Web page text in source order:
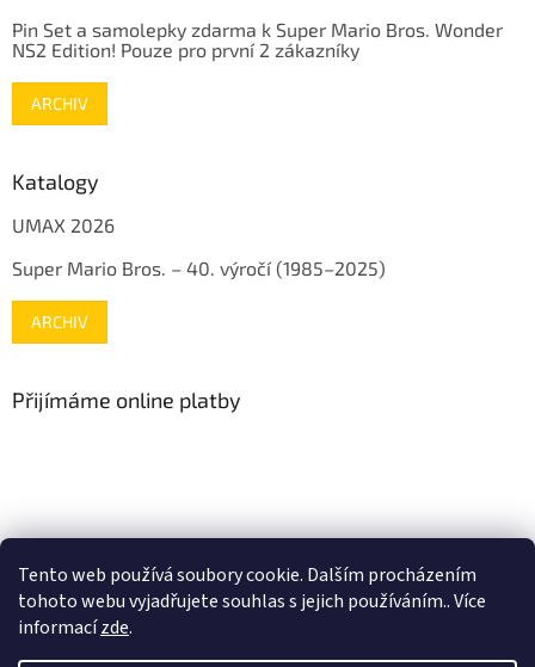
Tento web používá soubory cookie. Dalším procházením
tohoto webu vyjadřujete souhlas s jejich používáním.. Více
informacízde.
Pin Set a samolepky zdarma k Super Mario Bros. Wonder
NS2 Edition! Pouze pro první 2 zákazníky
ARCHIV
Katalogy
UMAX 2026
Super Mario Bros. – 40. výročí (1985–2025)
ARCHIV
Přijímáme online platby
www.fleg.cz